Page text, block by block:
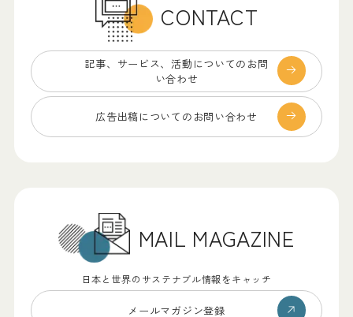
CONTACT
記事、サービス、 活動についてのお問
い合わせ
広告出稿についての お問い合わせ
MAIL MAGAZINE
日本と世界のサステナブル情報をキャッチ
メールマガジン登録